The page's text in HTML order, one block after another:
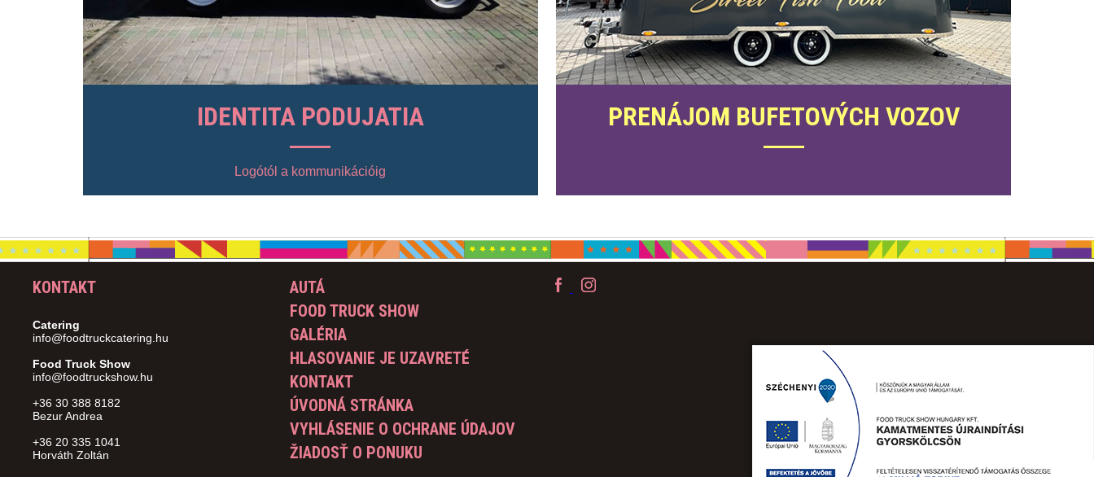
IDENTITA PODUJATIA
Logótól a kommunikációig
PRENÁJOM BUFETOVÝCH VOZOV
KONTAKT
Catering
info@foodtruckcatering.hu
Food Truck Show
info@foodtruckshow.hu
+36 30 388 8182
Bezur Andrea
+36 20 335 1041
Horváth Zoltán
AUTÁ
FOOD TRUCK SHOW
GALÉRIA
HLASOVANIE JE UZAVRETÉ
KONTAKT
ÚVODNÁ STRÁNKA
VYHLÁSENIE O OCHRANE ÚDAJOV
ŽIADOSŤ O PONUKU